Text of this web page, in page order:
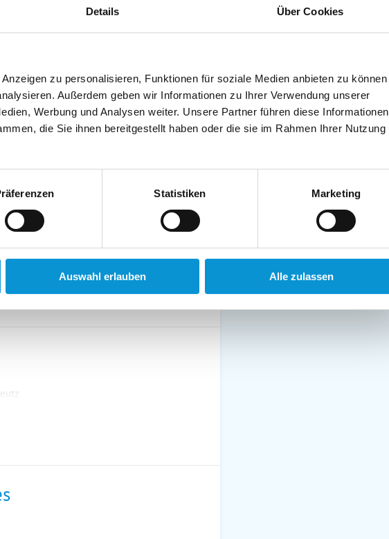
Details Über Cookies
zu personalisieren, Funktionen für soziale Medien anbieten zu können
Außerdem geben wir Informationen zu Ihrer Verwendung unserer
Werbung und Analysen weiter. Unsere Partner führen diese Informationen
die Sie ihnen bereitgestellt haben oder die sie im Rahmen Ihrer Nutzung
Statistiken Marketing
Auswahl erlauben Alle zulassen
Grill
Halbpension möglich